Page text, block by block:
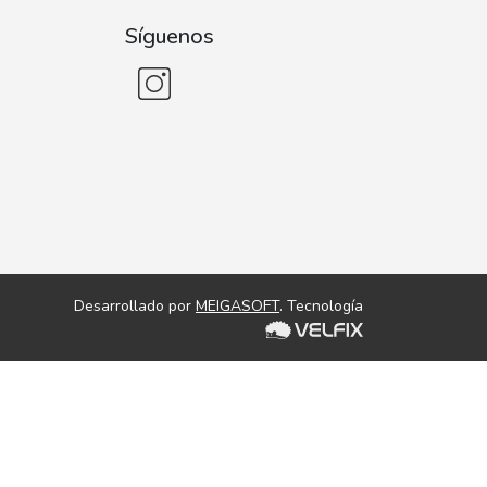
Síguenos
Desarrollado por MEIGASOFT. Tecnología